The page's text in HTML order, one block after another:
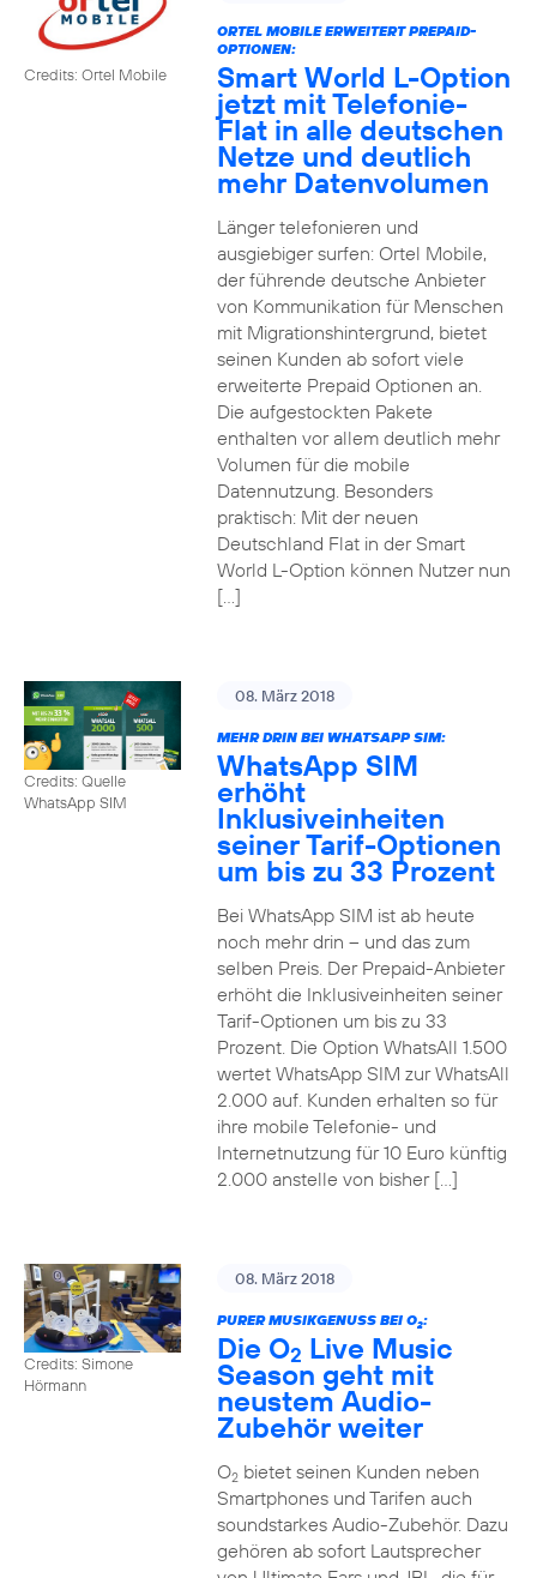
Credits: Ortel Mobile
ORTEL MOBILE ERWEITERT PREPAID-
OPTIONEN:
Smart World L-Option
jetzt mit Telefonie-
Flat in alle deutschen
Netze und deutlich
mehr Datenvolumen
Länger telefonieren und
ausgiebiger surfen: Ortel Mobile,
der führende deutsche Anbieter
von Kommunikation für Menschen
mit Migrationshintergrund, bietet
seinen Kunden ab sofort viele
erweiterte Prepaid Optionen an.
Die aufgestockten Pakete
enthalten vor allem deutlich mehr
Volumen für die mobile
Datennutzung. Besonders
praktisch: Mit der neuen
Deutschland Flat in der Smart
World L-Option können Nutzer nun
[…]
Credits: Quelle
WhatsApp SIM
08. März 2018
MEHR DRIN BEI WHATSAPP SIM:
WhatsApp SIM
erhöht
Inklusiveinheiten
seiner Tarif-Optionen
um bis zu 33 Prozent
Bei WhatsApp SIM ist ab heute
noch mehr drin – und das zum
selben Preis. Der Prepaid-Anbieter
erhöht die Inklusiveinheiten seiner
Tarif-Optionen um bis zu 33
Prozent. Die Option WhatsAll 1.500
wertet WhatsApp SIM zur WhatsAll
2.000 auf. Kunden erhalten so für
ihre mobile Telefonie- und
Internetnutzung für 10 Euro künftig
2.000 anstelle von bisher […]
Credits: Simone
Hörmann
08. März 2018
PURER MUSIKGENUSS BEI O2:
Die O2 Live Music
Season geht mit
neustem Audio-
Zubehör weiter
O2bietet seinen Kunden neben
Smartphones und Tarifen auch
soundstarkes Audio-Zubehör. Dazu
gehören ab sofort Lautsprecher